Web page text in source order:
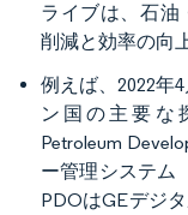
ライブは、石油
削減と効率の向
例えば、2022年
ン国の主要な
Petroleum
ー管理システム
PDOはGEデジ